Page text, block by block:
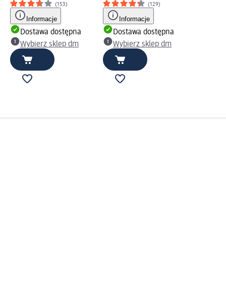
(153)
Informacje
Dostawa dostępna
Wybierz sklep dm
(129)
Informacje
Dostawa dostępna
Wybierz sklep dm